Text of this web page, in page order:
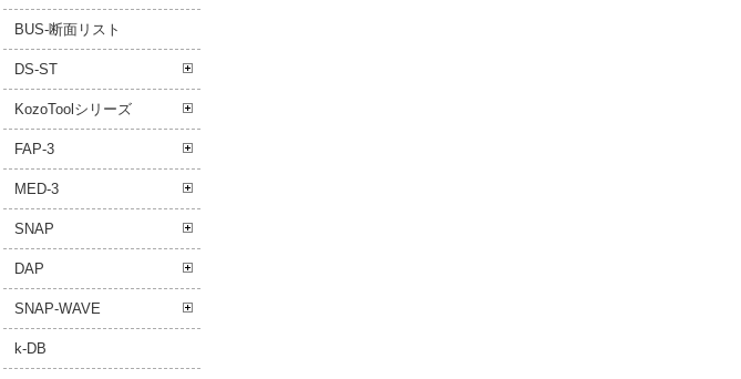
BUS-断面リスト
DS-ST
KozoToolシリーズ
FAP-3
MED-3
SNAP
DAP
SNAP-WAVE
k-DB